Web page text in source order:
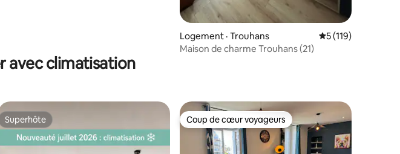
Logement · Trouhans Note moyenne de
5 (119)
Maison de charme Trouhans (21)
avec climatisation
Superhôte
Superhôte Coup de cœur voyageurs
Coup de cœur voyageurs